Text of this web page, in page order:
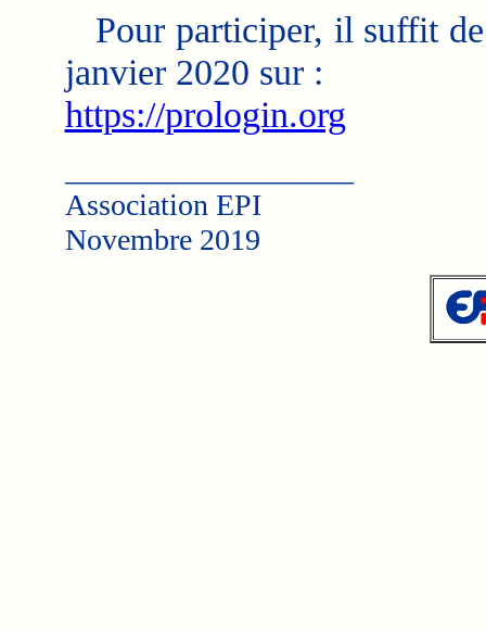
Pour participer, il suffit
janvier 2020 sur :
https://prologin.org
Association EPI
Novembre 2019